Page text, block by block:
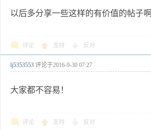
以后多分享一些这样的有价值的帖子啊
评论 支持 反对
lj5353553 评论于2016-9-30 07:27
大家都不容易！
评论 支持 反对